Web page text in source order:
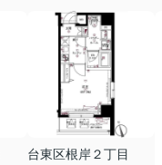
台東区根岸２丁目